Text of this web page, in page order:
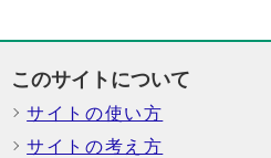
このサイトについて
サイトの使い方
サイトの考え方